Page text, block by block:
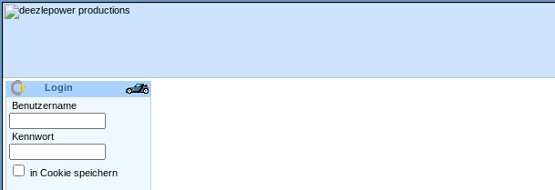
Login
Benutzername
Kennwort
in Cookie speichern